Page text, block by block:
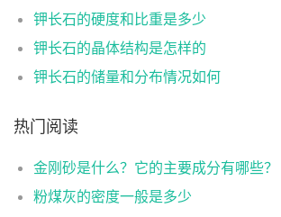
钾长石的硬度和比重是多少
钾长石的晶体结构是怎样的
钾长石的储量和分布情况如何
热门阅读
金刚砂是什么？它的主要成分有哪些？
粉煤灰的密度一般是多少